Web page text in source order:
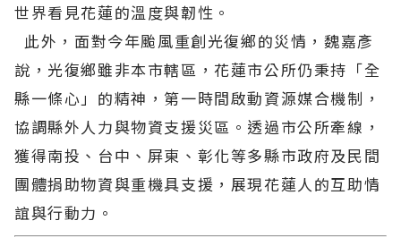
世界看見花蓮的溫度與韌性。
此外，面對今年颱風重創光復鄉的災情，魏嘉彥
說，光復鄉雖非本市轄區，花蓮市公所仍秉持「全
縣一條心」的精神，第一時間啟動資源媒合機制，
協調縣外人力與物資支援災區。透過市公所牽線，
獲得南投、台中、屏東、彰化等多縣市政府及民間
團體捐助物資與重機具支援，展現花蓮人的互助情
誼與行動力。